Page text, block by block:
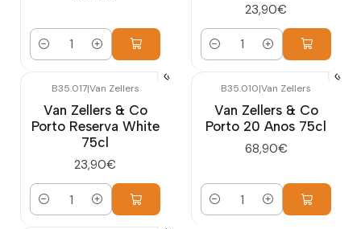
Quantidade
23,90€
Quantidade
B35.017|Van Zellers
Van Zellers & Co
Porto Reserva White
75cl
23,90€
Quantidade
B35.010|Van Zellers
Van Zellers & Co
Porto 20 Anos 75cl
68,90€
Quantidade